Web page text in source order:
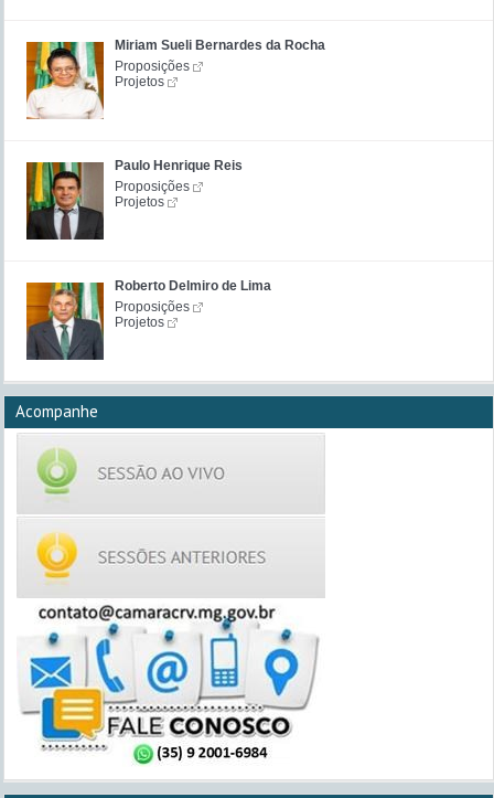
Miriam Sueli Bernardes da Rocha
Proposições
Projetos
Paulo Henrique Reis
Proposições
Projetos
Roberto Delmiro de Lima
Proposições
Projetos
Acompanhe